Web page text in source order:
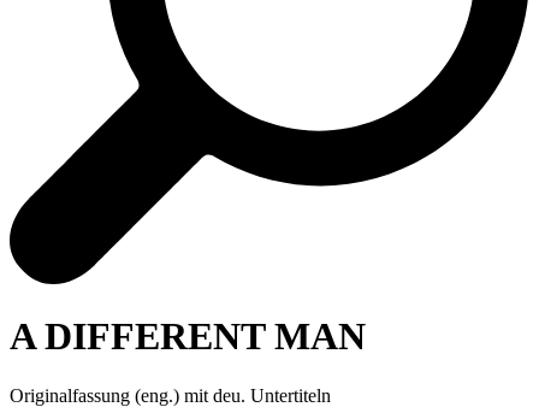
A DIFFERENT MAN
Originalfassung (eng.) mit deu. Untertiteln